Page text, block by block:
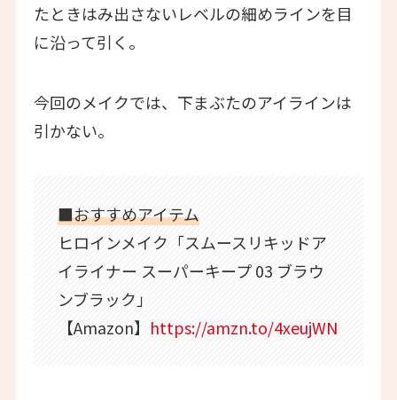
たときはみ出さないレベルの細めラインを目
に沿って引く。
今回のメイクでは、下まぶたのアイラインは
引かない。
■おすすめアイテム
ヒロインメイク「スムースリキッドア
イライナー スーパーキープ 03 ブラウ
ンブラック」
【Amazon】 https://amzn.to/4xeujWN